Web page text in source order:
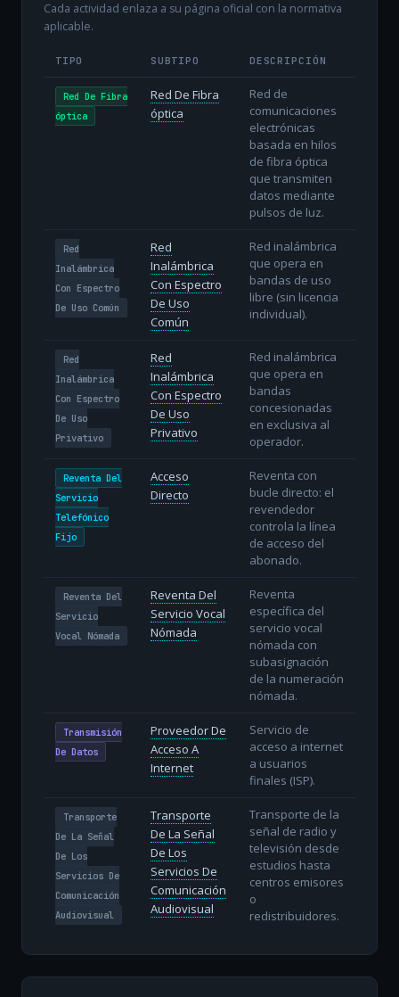
Cada actividad enlaza a su página oficial con la normativa
aplicable.
TIPO SUBTIPO DESCRIPCIÓN
Red De Fibra
óptica
Red De Fibra
óptica
Red de
comunicaciones
electrónicas
basada en hilos
de fibra óptica
que transmiten
datos mediante
pulsos de luz.
Red
Inalámbrica
Con Espectro
De Uso Común
Red
Inalámbrica
Con Espectro
De Uso
Común
Red inalámbrica
que opera en
bandas de uso
libre (sin licencia
individual).
Red
Inalámbrica
Con Espectro
De Uso
Privativo
Red
Inalámbrica
Con Espectro
De Uso
Privativo
Red inalámbrica
que opera en
bandas
concesionadas
en exclusiva al
operador.
Reventa Del
Servicio
Telefónico
Fijo
Acceso
Directo
Reventa con
bucle directo: el
revendedor
controla la línea
de acceso del
abonado.
Reventa Del
Servicio
Vocal Nómada
Reventa Del
Servicio Vocal
Nómada
Reventa
específica del
servicio vocal
nómada con
subasignación
de la numeración
nómada.
Transmisión
De Datos
Proveedor De
Acceso A
Internet
Servicio de
acceso a internet
a usuarios
finales (ISP).
Transporte
De La Señal
De Los
Servicios De
Comunicación
Audiovisual
Transporte
De La Señal
De Los
Servicios De
Comunicación
Audiovisual
Transporte de la
señal de radio y
televisión desde
estudios hasta
centros emisores
o
redistribuidores.